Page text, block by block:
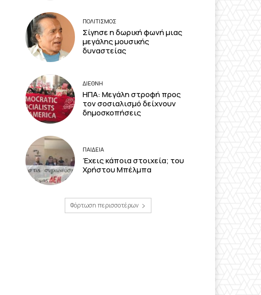
ΠΟΛΙΤΙΣΜΟΣ
Σίγησε η δωρική φωνή μιας
μεγάλης μουσικής
δυναστείας
ΔΙΕΘΝΗ
ΗΠΑ: Μεγάλη στροφή προς
τον σοσιαλισμό δείχνουν
δημοσκοπήσεις
ΠΑΙΔΕΙΑ
Έχεις κάποια στοιχεία; του
Χρήστου Μπέλμπα
Φόρτωση περισσοτέρων